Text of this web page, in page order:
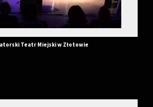
Teatr Miejski w Złotowie